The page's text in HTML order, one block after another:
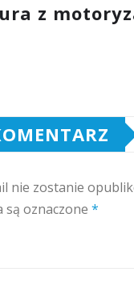
z
nie zostanie
są oznaczone *